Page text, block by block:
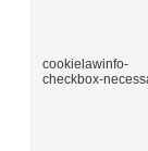
cookielawinfo-
checkbox-